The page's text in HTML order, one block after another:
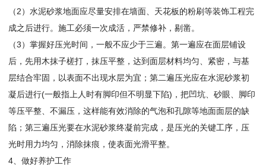
（2）水泥砂浆地面应尽量安排在墙面、天花板的粉刷等装饰工程完
成之后进行。施工必须一次成活，严禁修补，剔凿。
（3）掌握好压光时间，一般不应少于三遍。第一遍应在面层铺设
后，先用木抹子槎打，抹压平整，达到面层材料均匀、紧密，与基
层结合牢固，以表面不出现水层为宜；第二遍压光应在水泥砂浆初
凝后进行(一般指上人时有脚印但不明显下陷)，把凹坑、砂眼、脚印
等压平整、不漏压，这样能有效消除的气泡和孔隙等地面面层的缺
陷；第三遍压光要在水泥砂浆终凝前完成，是压光的关键工序，压
光时用力均匀，消除抹痕，使表面光滑平整。
4、做好养护工作